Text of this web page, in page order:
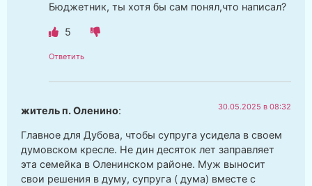
Бюджетник, ты хотя бы сам понял,что написал?
5
Ответить
житель п. Оленино: 30.05.2025 в 08:32
Главное для Дубова, чтобы супруга усидела в своем
думовском кресле. Не дин десяток лет заправляет
эта семейка в Оленинском районе. Муж выносит
свои решения в думу, супруга ( дума) вместе с